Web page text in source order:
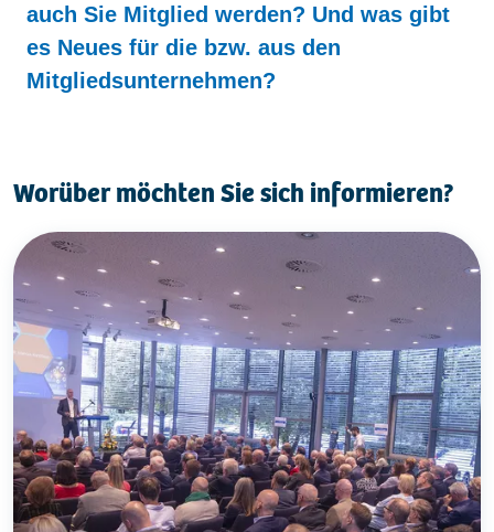
auch Sie Mitglied werden? Und was gibt
es Neues für die bzw. aus den
Mitgliedsunternehmen?
Worüber möchten Sie sich informieren?